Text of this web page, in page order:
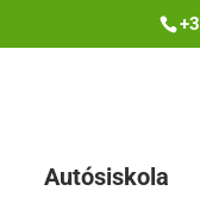
Autósiskola